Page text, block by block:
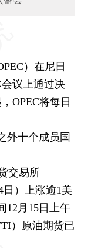
）在尼日
议上通过决
OPEC将每日
十个成员国
交易所
日）上涨逾1美
12月15日上午
）原油期货已